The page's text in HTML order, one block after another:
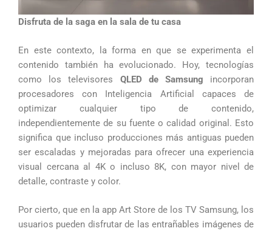
Disfruta de la saga en la sala de tu casa
En este contexto, la forma en que se experimenta el
contenido también ha evolucionado. Hoy, tecnologías
como los televisores QLED de Samsung incorporan
procesadores con Inteligencia Artificial capaces de
optimizar cualquier tipo de contenido,
independientemente de su fuente o calidad original. Esto
significa que incluso producciones más antiguas pueden
ser escaladas y mejoradas para ofrecer una experiencia
visual cercana al 4K o incluso 8K, con mayor nivel de
detalle, contraste y color.
Por cierto, que en la app Art Store de los TV Samsung, los
usuarios pueden disfrutar de las entrañables imágenes de